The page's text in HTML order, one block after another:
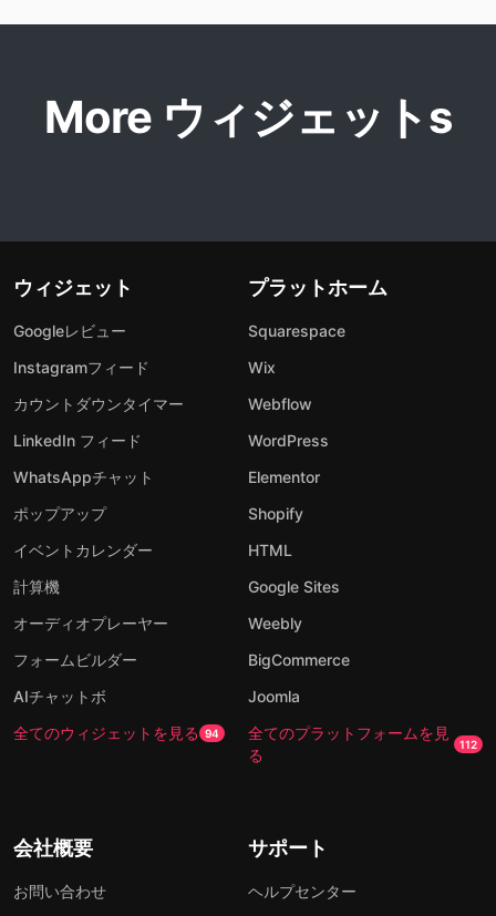
More ウィジェットs
ウィジェット
Googleレビュー
Instagramフィード
カウントダウンタイマー
LinkedIn フィード
WhatsAppチャット
ポップアップ
イベントカレンダー
計算機
オーディオプレーヤー
フォームビルダー
AIチャットボ
全てのウィジェットを見る 94
プラットホーム
Squarespace
Wix
Webflow
WordPress
Elementor
Shopify
HTML
Google Sites
Weebly
BigCommerce
Joomla
全てのプラットフォームを見
る
112
会社概要
お問い合わせ
サポート
ヘルプセンター